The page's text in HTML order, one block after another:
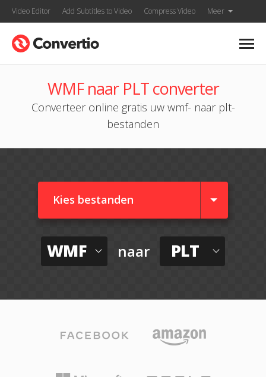
Video Editor Add Subtitles to Video Compress Video Meer
WMF naar PLT converter
Converteer online gratis uw wmf- naar plt-
bestanden
Kies bestanden
WMF naar PLT